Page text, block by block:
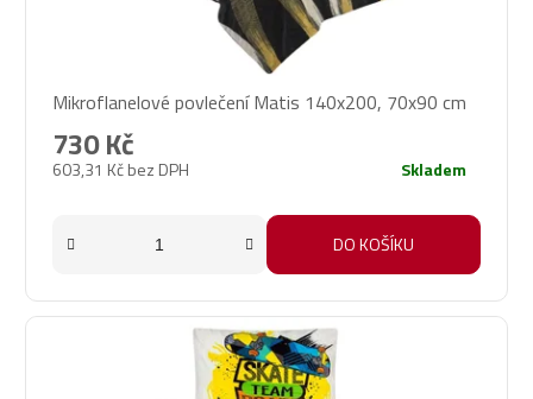
Mikroflanelové povlečení Matis 140x200, 70x90 cm
603,31 Kč bez DPH
730 Kč
Skladem
DO KOŠÍKU